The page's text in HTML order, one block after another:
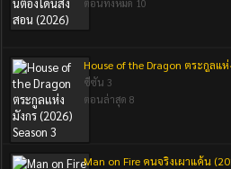
ตอนทั้งหมด 10
House of the Dragon ตระกูลแ
ซีซัน 3
ตอนล่าสุด 8
Man on Fire คนจริงเผาแค้น